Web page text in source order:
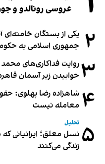
عروسی رونالدو و
۲ یکی از بستگان خامنه‌ای
جمهوری اسلامی به
۳ خوابیدن زیر آسمان
۴ شاهزاده رضا پهلوی:
معامله نیست
۵ تحلیل
نسل معلق؛ ایرانیانی
زندگی می‌کنند